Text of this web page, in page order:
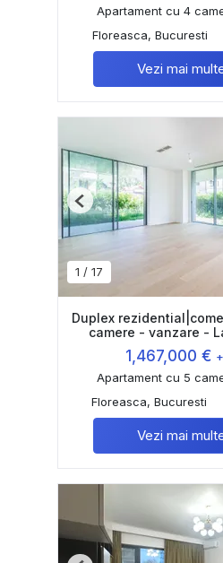
Apartament cu 4
Floreasca, Bucuresti
Vezi mai
1 / 17
Previous
Duplex
camere - vanzare -
1,467,000 €
Apartament cu 5
Floreasca, Bucuresti
Vezi mai